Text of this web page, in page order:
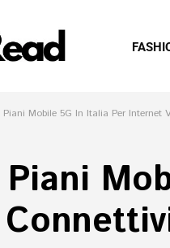
Mobile 5G In Italia Per Internet